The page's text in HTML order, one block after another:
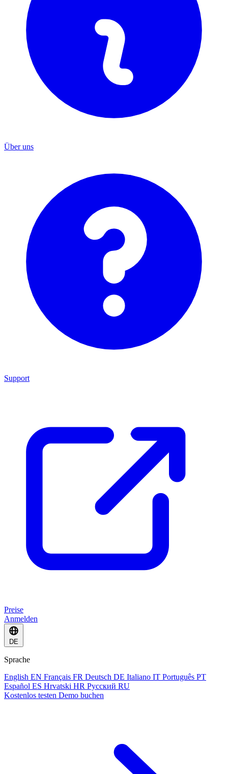
Über uns
Support
Preise
Anmelden
DE
Sprache
English EN Français FR Deutsch DE Italiano IT Português PT
Español ES Hrvatski HR Русский RU
Kostenlos testen Demo buchen